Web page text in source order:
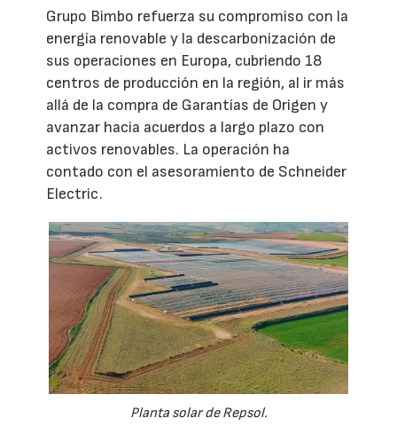
Grupo Bimbo refuerza su compromiso con la
energía renovable y la descarbonización de
sus operaciones en Europa, cubriendo 18
centros de producción en la región, al ir más
allá de la compra de Garantías de Origen y
avanzar hacia acuerdos a largo plazo con
activos renovables. La operación ha
contado con el asesoramiento de Schneider
Electric.
Planta solar de Repsol.